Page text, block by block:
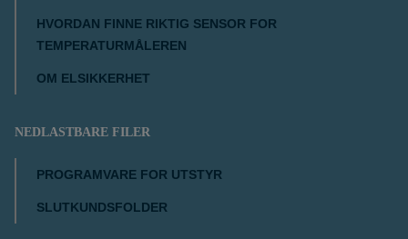
HVORDAN FINNE RIKTIG SENSOR FOR
TEMPERATURMÅLEREN
OM ELSIKKERHET
NEDLASTBARE FILER
PROGRAMVARE FOR UTSTYR
SLUTKUNDSFOLDER